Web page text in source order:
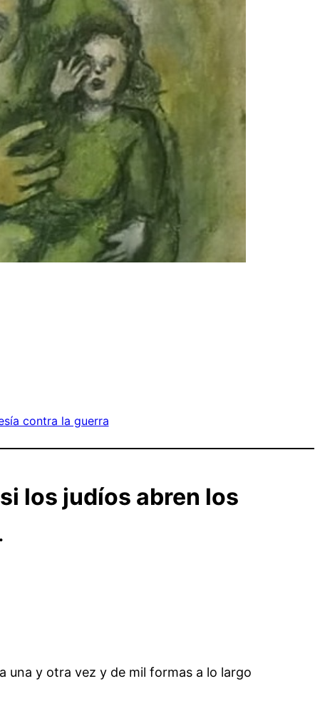
contra la guerra
los judíos abren los
.
una y otra vez y de mil formas a lo largo